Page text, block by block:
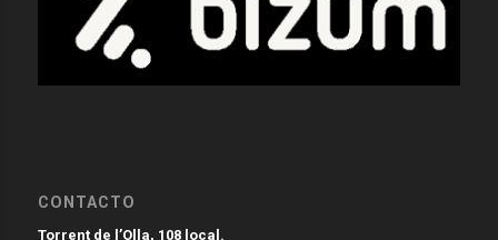
CONTACTO
Torrent de l’Olla, 108 local.